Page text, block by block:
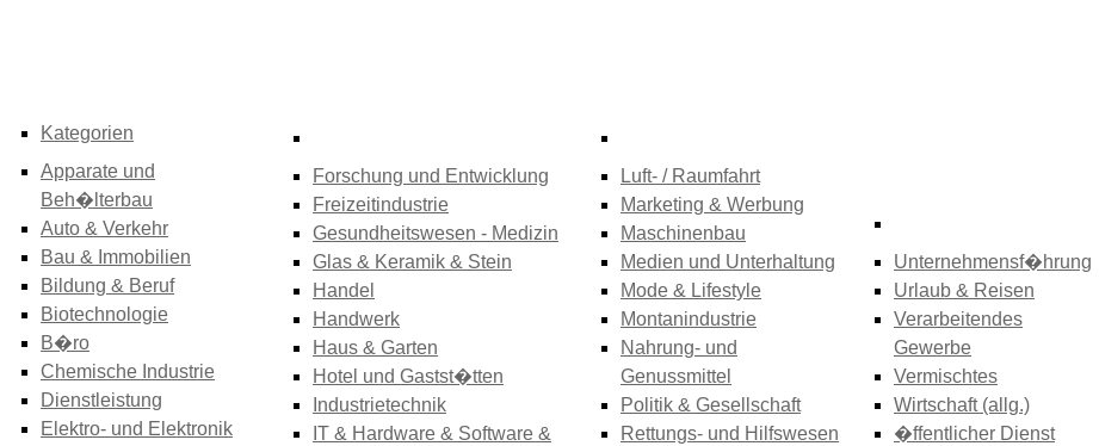
Kategorien
Apparate und
Beh�lterbau
Auto & Verkehr
Bau & Immobilien
Bildung & Beruf
Biotechnologie
B�ro
Chemische Industrie
Dienstleistung
Elektro- und Elektronik
Forschung und Entwicklung
Freizeitindustrie
Gesundheitswesen - Medizin
Glas & Keramik & Stein
Handel
Handwerk
Haus & Garten
Hotel und Gastst�tten
Industrietechnik
IT & Hardware & Software &
Luft- / Raumfahrt
Marketing & Werbung
Maschinenbau
Medien und Unterhaltung
Mode & Lifestyle
Montanindustrie
Nahrung- und
Genussmittel
Politik & Gesellschaft
Rettungs- und Hilfswesen
Unternehmensf�hrung
Urlaub & Reisen
Verarbeitendes
Gewerbe
Vermischtes
Wirtschaft (allg.)
�ffentlicher Dienst